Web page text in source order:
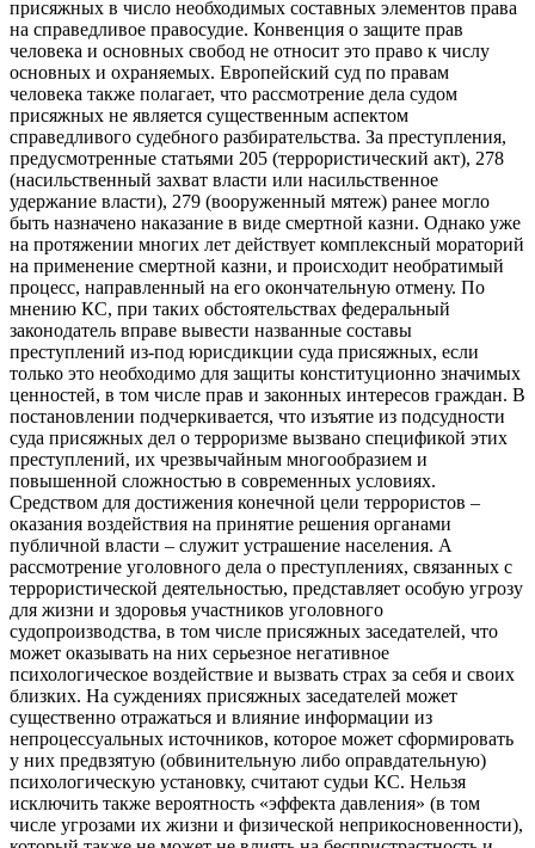
присяжных в число необходимых составных элементов права
на справедливое правосудие. Конвенция о защите прав
человека и основных свобод не относит это право к числу
основных и охраняемых. Европейский суд по правам
человека также полагает, что рассмотрение дела судом
присяжных не является существенным аспектом
справедливого судебного разбирательства. За преступления,
предусмотренные статьями 205 (террористический акт), 278
(насильственный захват власти или насильственное
удержание власти), 279 (вооруженный мятеж) ранее могло
быть назначено наказание в виде смертной казни. Однако уже
на протяжении многих лет действует комплексный мораторий
на применение смертной казни, и происходит необратимый
процесс, направленный на его окончательную отмену. По
мнению КС, при таких обстоятельствах федеральный
законодатель вправе вывести названные составы
преступлений из-под юрисдикции суда присяжных, если
только это необходимо для защиты конституционно значимых
ценностей, в том числе прав и законных интересов граждан. В
постановлении подчеркивается, что изъятие из подсудности
суда присяжных дел о терроризме вызвано спецификой этих
преступлений, их чрезвычайным многообразием и
повышенной сложностью в современных условиях.
Средством для достижения конечной цели террористов –
оказания воздействия на принятие решения органами
публичной власти – служит устрашение населения. А
рассмотрение уголовного дела о преступлениях, связанных с
террористической деятельностью, представляет особую угрозу
для жизни и здоровья участников уголовного
судопроизводства, в том числе присяжных заседателей, что
может оказывать на них серьезное негативное
психологическое воздействие и вызвать страх за себя и своих
близких. На суждениях присяжных заседателей может
существенно отражаться и влияние информации из
непроцессуальных источников, которое может сформировать
у них предвзятую (обвинительную либо оправдательную)
психологическую установку, считают судьи КС. Нельзя
исключить также вероятность «эффекта давления» (в том
числе угрозами их жизни и физической неприкосновенности),